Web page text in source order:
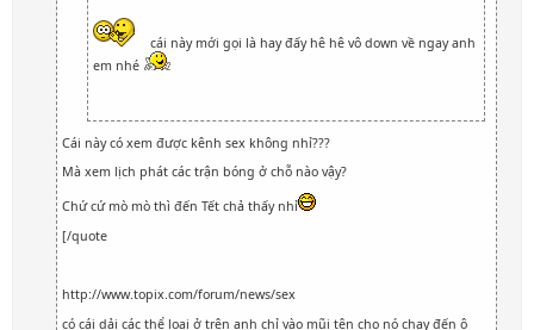
cái này mới gọi là hay đấy hê hê vô down về ngay anh
em nhé
Cái này có xem được kênh sex không nhỉ???
Mà xem lịch phát các trận bóng ở chỗ nào vậy?
Chứ cứ mò mò thì đến Tết chả thấy nhỉ
[/quote
http://www.topix.com/forum/news/sex
có cái dải các thể loại ở trên anh chỉ vào mũi tên cho nó chạy đến ô